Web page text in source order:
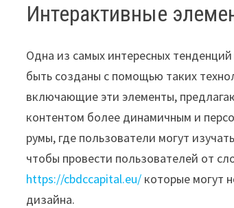
Интерактивные
Одна из самых интересных
быть созданы с помощью таких
включающие эти элементы,
контентом более динамичным и
румы, где пользователи могут
чтобы провести пользователей от
https://cbdccapital.eu/ которые могут
дизайна.